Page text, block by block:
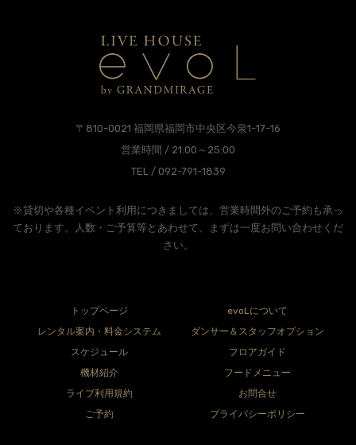
〒810-0021 福岡県福岡市中央区今泉1-17-16
営業時間 / 21:00～25:00
TEL / 092-791-1839
※貸切や各種イベント利用につきましては、営業時間外のご予約も承っ
ております。人数・ご予算等とあわせて、まずは一度お問い合わせくだ
さい。
トップページ
evoLについて
レンタル案内・料金システム
ダンサー＆スタッフオプション
スケジュール
フロアガイド
機材紹介
フードメニュー
ライブ利用規約
お問合せ
ご予約
プライバシーポリシー